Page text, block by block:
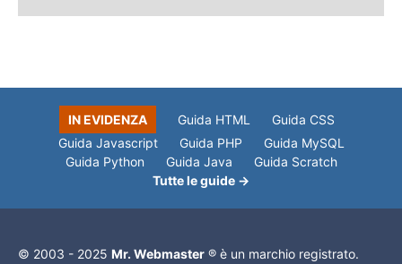
IN EVIDENZA Guida HTML
Guida CSS
Guida Javascript
Guida PHP
Guida MySQL
Guida Python
Guida Java
Guida Scratch
Tutte le guide →
© 2003 - 2025 Mr. Webmaster ® è un marchio registrato.